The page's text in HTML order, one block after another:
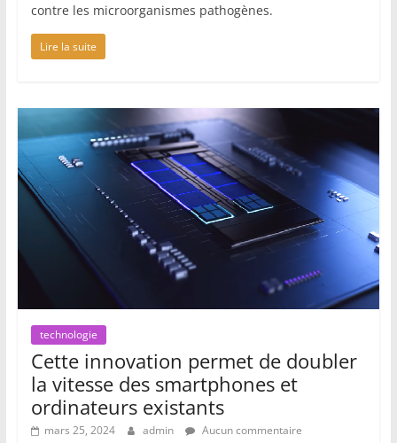
contre les microorganismes pathogènes.
Lire la suite
technologie
Cette innovation permet de doubler
la vitesse des smartphones et
ordinateurs existants
mars 25, 2024 admin Aucun commentaire